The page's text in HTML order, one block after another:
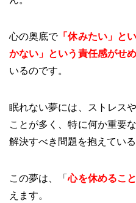
心の奥底で「休みたい」と
かない」という責任感がせ
いるのです。
眠れない夢には、ストレス
ことが多く、特に何か重要
解決すべき問題を抱えてい
この夢は、「心を休めるこ
えます。